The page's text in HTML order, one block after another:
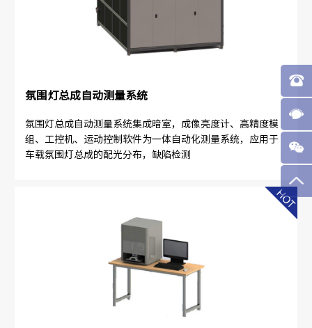
氛围灯总成自动测量系统
氛围灯总成自动测量系统集成暗室，成像亮度计、高精度模
组、工控机、运动控制软件为一体自动化测量系统，应用于
车载氛围灯总成的配光分布，缺陷检测